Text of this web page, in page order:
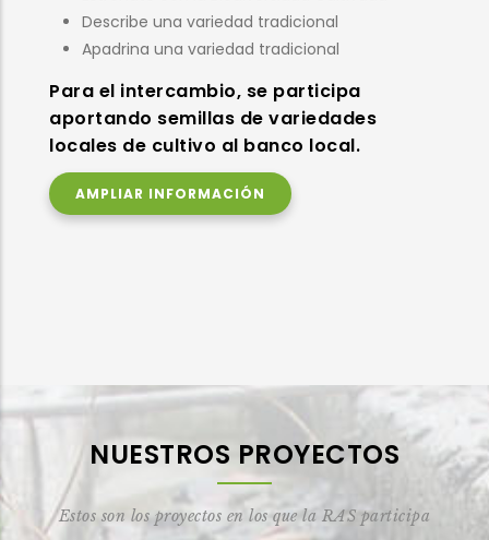
Políticas públicas: impacto de las normativas y
políticas sobre la biodiversidad agrícola.
ecológica y participativa para el desarrollo y
mejora de variedades.
fomentar modelos agroalimentarios
basados en la biodiversidad cultivada.
NUESTROS PROYECTOS
Estos son los proyectos en los que la RAS participa